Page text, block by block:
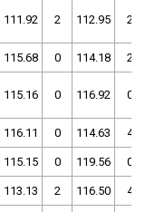
111.92 2 112.95 2
115.68 0 114.18 2
115.16 0 116.92 0
116.11 0 114.63 4
115.15 0 119.56 0
113.13 2 116.50 4